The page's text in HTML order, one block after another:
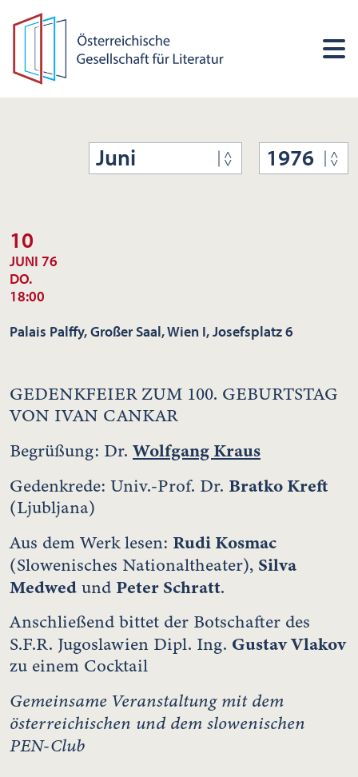
Juni 1976
10
JUNI 76
DO.
18:00
Palais Palffy, Großer Saal, Wien I, Josefsplatz 6
GEDENKFEIER ZUM 100. GEBURTSTAG
VON IVAN CANKAR
Begrüßung: Dr. Wolfgang Kraus
Gedenkrede: Univ.-Prof. Dr. Bratko Kreft
(Ljubljana)
Aus dem Werk lesen: Rudi Kosmac
(Slowenisches Nationaltheater), Silva
Medwed und Peter Schratt.
Anschließend bittet der Botschafter des
S.F.R. Jugoslawien Dipl. Ing. Gustav Vlakov
zu einem Cocktail
Gemeinsame Veranstaltung mit dem
österreichischen und dem slowenischen
PEN-Club